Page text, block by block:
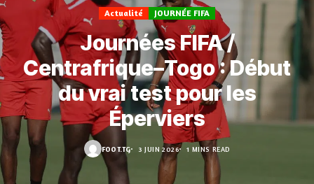
Actualité JOURNÉE FIFA
Journées FIFA /
Centrafrique–Togo : Début
du vrai test pour les
Éperviers
FOOT.TG 3 JUIN 2026 1 MINS READ